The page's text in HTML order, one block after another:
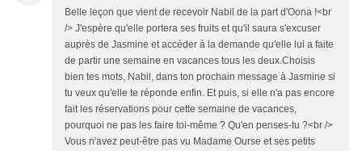
Belle leçon que vient de recevoir Nabil de la part d'Oona !<br
/> J'espère qu'elle portera ses fruits et qu'il saura s'excuser
auprès de Jasmine et accéder à la demande qu'elle lui a faite
de partir une semaine en vacances tous les deux.Choisis
bien tes mots, Nabil, dans ton prochain message à Jasmine si
tu veux qu'elle te réponde enfin. Et puis, si elle n'a pas encore
fait les réservations pour cette semaine de vacances,
pourquoi ne pas les faire toi-même ? Qu'en penses-tu ?<br />
Vous n'avez peut-être pas vu Madame Ourse et ses petits